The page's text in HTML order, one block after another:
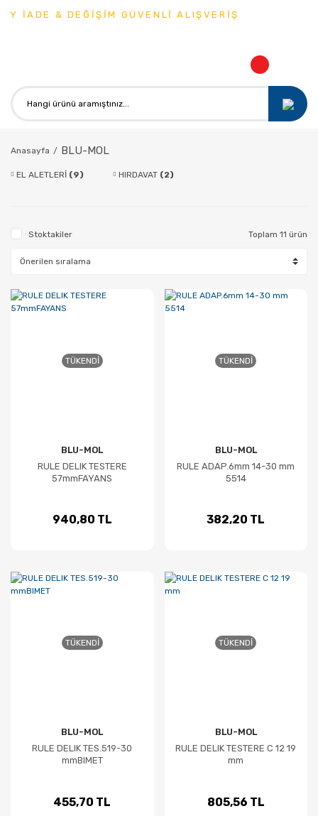
İADE & DEĞİŞİM GÜVENLİ ALIŞVERİŞ
Anasayfa BLU-MOL
EL ALETLERİ (9) HIRDAVAT (2)
Stoktakiler Toplam 11 ürün
TÜKENDI
BLU-MOL
RULE DELIK TESTERE
57mmFAYANS
940,80 TL
TÜKENDI
BLU-MOL
RULE ADAP.6mm 14-30 mm
5514
382,20 TL
TÜKENDI
BLU-MOL
RULE DELIK TES.519-30
mmBIMET
455,70 TL
TÜKENDI
BLU-MOL
RULE DELIK TESTERE C 12 19
mm
805,56 TL